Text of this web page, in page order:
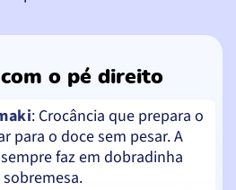
o pé direito
: Crocância que prepara o
para o doce sem pesar. A
faz em dobradinha